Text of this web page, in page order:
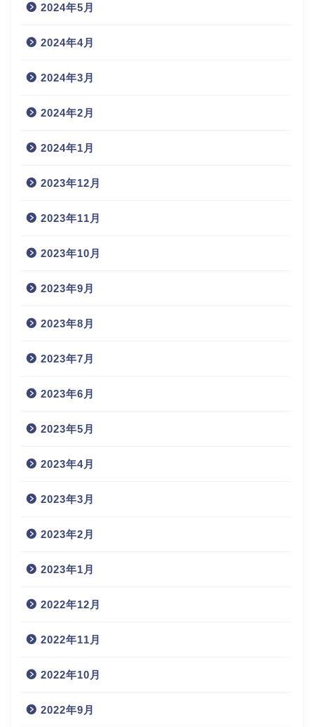
2024年5月
2024年4月
2024年3月
2024年2月
2024年1月
2023年12月
2023年11月
2023年10月
2023年9月
2023年8月
2023年7月
2023年6月
2023年5月
2023年4月
2023年3月
2023年2月
2023年1月
2022年12月
2022年11月
2022年10月
2022年9月